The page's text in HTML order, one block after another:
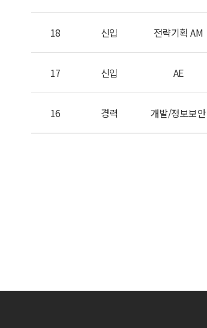
18 신입 전략기획 AM
17 신입 AE
16 경력 개발/정보보안